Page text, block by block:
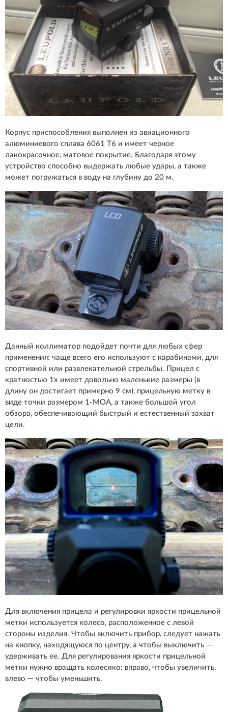
Корпус приспособления выполнен из авиационного
алюминиевого сплава 6061 T6 и имеет черное
лакокрасочное, матовое покрытие. Благодаря этому
устройство способно выдержать любые удары, а также
может погружаться в воду на глубину до 20 м.
Данный коллиматор подойдет почти для любых сфер
применения: чаще всего его используют с карабинами, для
спортивной или развлекательной стрельбы. Прицел с
кратностью 1х имеет довольно маленькие размеры (в
длину он достигает примерно 9 см), прицельную метку в
виде точки размером 1-MOA, а также большой угол
обзора, обеспечивающий быстрый и естественный захват
цели.
Для включения прицела и регулировки яркости прицельной
метки используется колесо, расположенное с левой
стороны изделия. Чтобы включить прибор, следует нажать
на кнопку, находящуюся по центру, а чтобы выключить —
удерживать ее. Для регулирования яркости прицельной
метки нужно вращать колесико: вправо, чтобы увеличить,
влево — чтобы уменьшить.